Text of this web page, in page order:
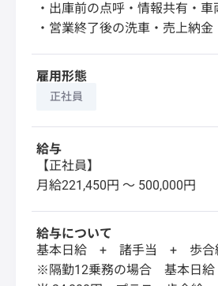
・出庫前の点呼・情報共有・車
・営業終了後の洗車・売上納金
雇用形態
正社員
給与
【正社員】
月給221,450円 〜 500,000円
給与について
基本日給 + 諸手当 + 歩合
※隔勤12乗務の場合 基本日